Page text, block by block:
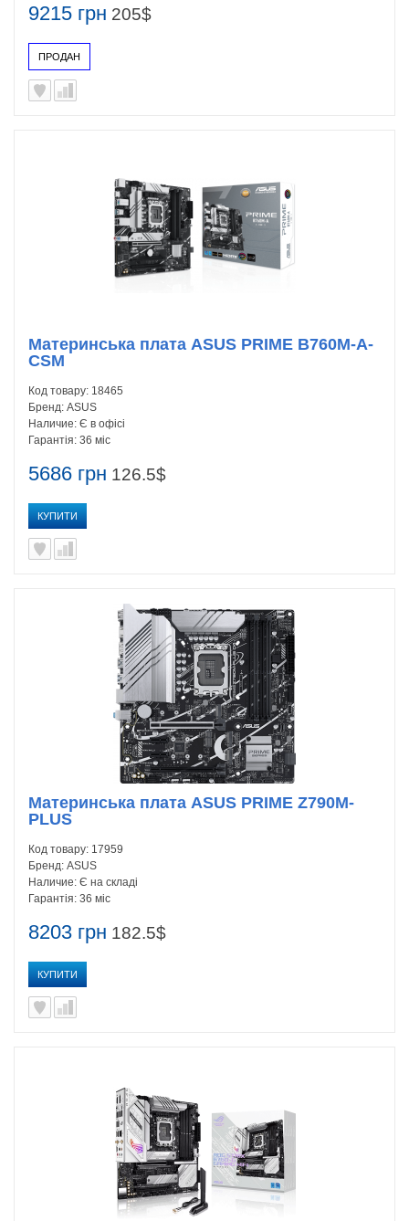
9215 грн 205$
ПРОДАН
5686 грн 126.5$
КУПИТИ
Материнська плата ASUS PRIME B760M-A-
CSM
Код товару: 18465
Бренд: ASUS
Наличие: Є в офісі
Гарантія: 36 міс
8203 грн 182.5$
КУПИТИ
Материнська плата ASUS PRIME Z790M-
PLUS
Код товару: 17959
Бренд: ASUS
Наличие: Є на складі
Гарантія: 36 міс